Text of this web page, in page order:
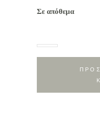
Σε απόθεμα